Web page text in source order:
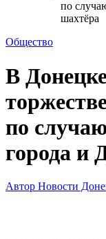
по
шахтёра
Общество
В
по
города и
Автор Новости